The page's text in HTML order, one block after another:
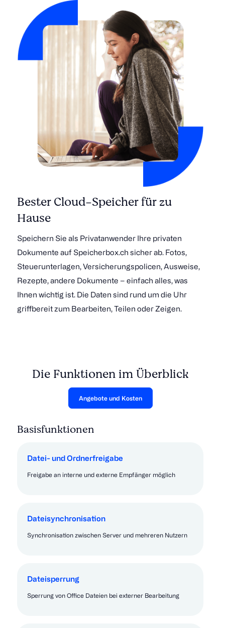
Bester Cloud-Speicher für zu
Hause
Speichern Sie als Privatanwender Ihre privaten
Dokumente auf Speicherbox.ch sicher ab. Fotos,
Steuerunterlagen, Versicherungspolicen, Ausweise,
Rezepte, andere Dokumente – einfach alles, was
Ihnen wichtig ist. Die Daten sind rund um die Uhr
griffbereit zum Bearbeiten, Teilen oder Zeigen.
Die Funktionen im Überblick
Angebote und Kosten
Basisfunktionen
Datei- und Ordnerfreigabe
Freigabe an interne und externe Empfänger möglich
Dateisynchronisation
Synchronisation zwischen Server und mehreren Nutzern
Dateisperrung
Sperrung von Office Dateien bei externer Bearbeitung